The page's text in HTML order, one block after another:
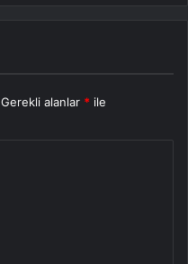
Gerekli alanlar * ile